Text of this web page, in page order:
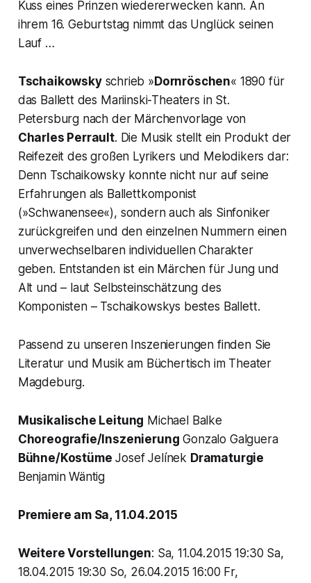
Kuss eines Prinzen wiedererwecken kann. An
ihrem 16. Geburtstag nimmt das Unglück seinen
Lauf …
Tschaikowskyschrieb » Dornröschen« 1890 für
das Ballett des Mariinski-Theaters in St.
Petersburg nach der Märchenvorlage von
Charles Perrault. Die Musik stellt ein Produkt der
Reifezeit des großen Lyrikers und Melodikers dar:
Denn Tschaikowsky konnte nicht nur auf seine
Erfahrungen als Ballettkomponist
(»Schwanensee«), sondern auch als Sinfoniker
zurückgreifen und den einzelnen Nummern einen
unverwechselbaren individuellen Charakter
geben. Entstanden ist ein Märchen für Jung und
Alt und – laut Selbsteinschätzung des
Komponisten – Tschaikowskys bestes Ballett.
Passend zu unseren Inszenierungen finden Sie
Literatur und Musik am Büchertisch im Theater
Magdeburg.
Musikalische Leitung Michael Balke
Choreografie/Inszenierung Gonzalo Galguera
Bühne/Kostüme Josef Jelínek Dramaturgie
Benjamin Wäntig
Premiere am Sa, 11.04.2015
Weitere Vorstellungen: Sa, 11.04.2015 19:30 Sa,
18.04.2015 19:30 So, 26.04.2015 16:00 Fr,